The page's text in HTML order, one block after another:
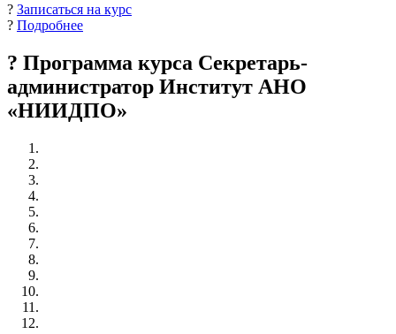
? Записаться на курс
? Подробнее
? Программа курса Секретарь-
администратор Институт АНО
«НИИДПО»